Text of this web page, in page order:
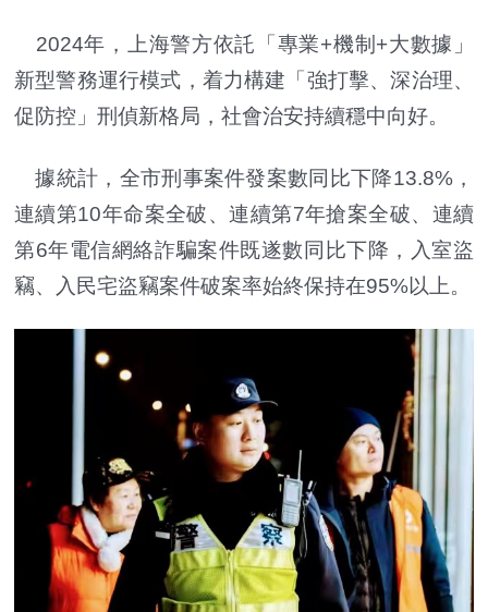
2024年，上海警方依託「專業+機制+大數據」
新型警務運行模式，着力構建「強打擊、深治理、
促防控」刑偵新格局，社會治安持續穩中向好。
據統計，全市刑事案件發案數同比下降13.8%，
連續第10年命案全破、連續第7年搶案全破、連續
第6年電信網絡詐騙案件既遂數同比下降，入室盜
竊、入民宅盜竊案件破案率始終保持在95%以上。